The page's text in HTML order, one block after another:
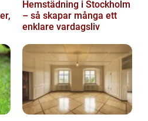
Hemstädning i Stockholm
– så skapar många ett
enklare vardagsliv